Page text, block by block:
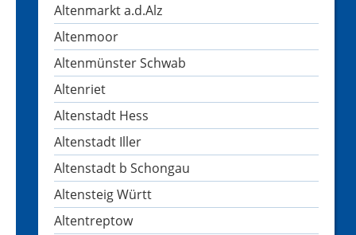
Altenmarkt a.d.Alz
Altenmoor
Altenmünster Schwab
Altenriet
Altenstadt Hess
Altenstadt Iller
Altenstadt b Schongau
Altensteig Württ
Altentreptow